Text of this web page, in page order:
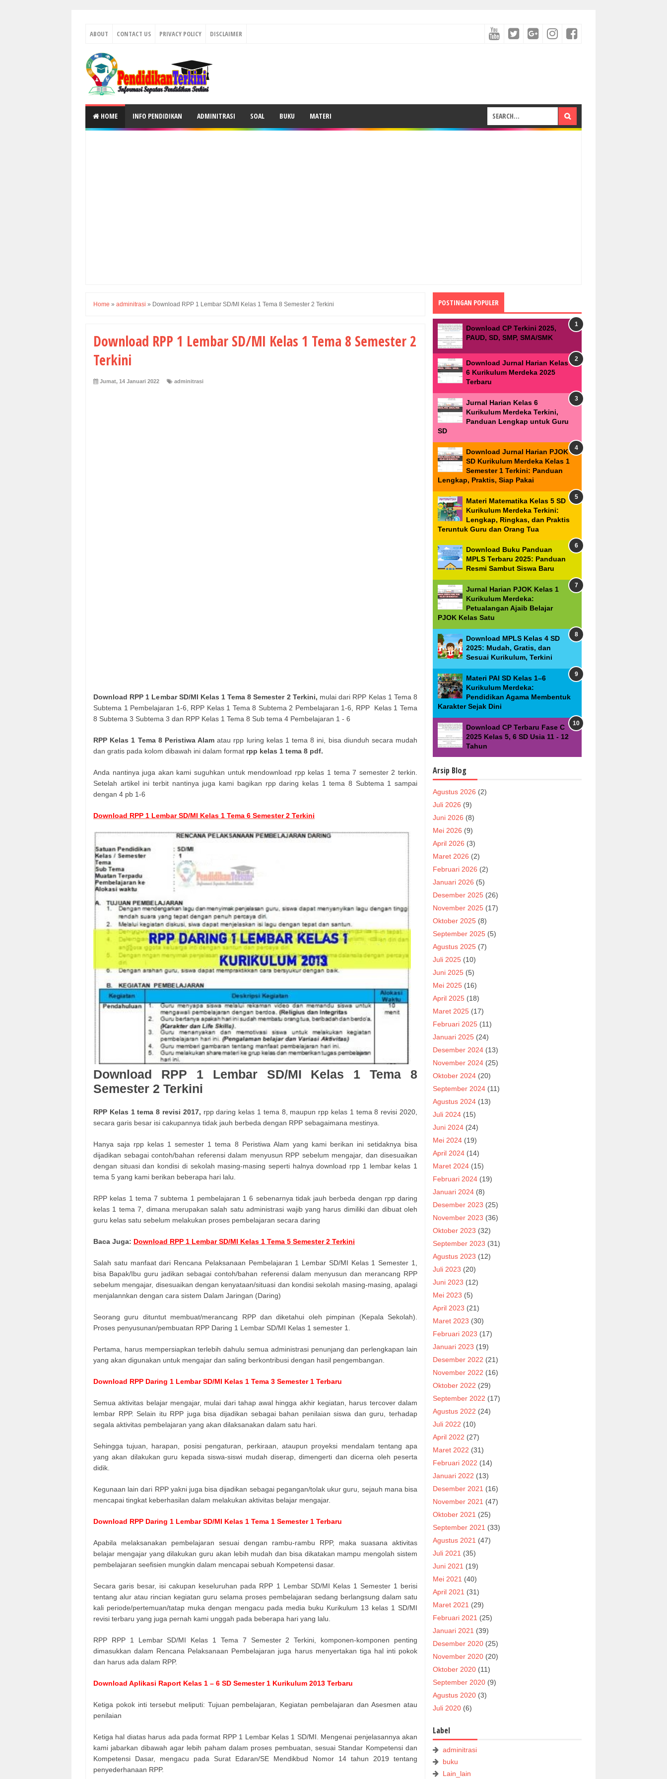
ABOUT CONTACT US PRIVACY POLICY DISCLAIMER
HOME INFO PENDIDIKAN ADMINITRASI SOAL BUKU MATERI
Home » adminitrasi » Download RPP 1 Lembar SD/MI Kelas 1 Tema 8 Semester 2 Terkini
Download RPP 1 Lembar SD/MI Kelas 1 Tema 8 Semester 2
Terkini
Jumat, 14 Januari 2022 adminitrasi
Download RPP 1 Lembar SD/MI Kelas 1 Tema 8 Semester 2 Terkini, mulai dari RPP Kelas 1 Tema 8
Subtema 1 Pembelajaran 1-6, RPP Kelas 1 Tema 8 Subtema 2 Pembelajaran 1-6, RPP Kelas 1 Tema
8 Subtema 3 Subtema 3 dan RPP Kelas 1 Tema 8 Sub tema 4 Pembelajaran 1 - 6
RPP Kelas 1 Tema 8 Peristiwa Alam atau rpp luring kelas 1 tema 8 ini, bisa diunduh secara mudah
dan gratis pada kolom dibawah ini dalam format rpp kelas 1 tema 8 pdf.
Anda nantinya juga akan kami suguhkan untuk mendownload rpp kelas 1 tema 7 semester 2 terkin.
Setelah artikel ini terbit nantinya juga kami bagikan rpp daring kelas 1 tema 8 Subtema 1 sampai
dengan 4 pb 1-6
Download RPP 1 Lembar SD/MI Kelas 1 Tema 6 Semester 2 Terkini
Download RPP 1 Lembar SD/MI Kelas 1 Tema 8
Semester 2 Terkini
RPP Kelas 1 tema 8 revisi 2017, rpp daring kelas 1 tema 8, maupun rpp kelas 1 tema 8 revisi 2020,
secara garis besar isi cakupannya tidak jauh berbeda dengan RPP sebagaimana mestinya.
Hanya saja rpp kelas 1 semester 1 tema 8 Peristiwa Alam yang kami berikan ini setidaknya bisa
dijadikan sebagai contoh/bahan referensi dalam menyusun RPP sebelum mengajar, dan disesuaikan
dengan situasi dan kondisi di sekolah masing-masing seperti halnya download rpp 1 lembar kelas 1
tema 5 yang kami berikan beberapa hari lalu.
RPP kelas 1 tema 7 subtema 1 pembelajaran 1 6 sebenarnya tidak jauh berbeda dengan rpp daring
kelas 1 tema 7, dimana merupakan salah satu administrasi wajib yang harus dimiliki dan dibuat oleh
guru kelas satu sebelum melakukan proses pembelajaran secara daring
Baca Juga: Download RPP 1 Lembar SD/MI Kelas 1 Tema 5 Semester 2 Terkini
Salah satu manfaat dari Rencana Pelaksanaan Pembelajaran 1 Lembar SD/MI Kelas 1 Semester 1,
bisa Bapak/Ibu guru jadikan sebagai contoh/bahan referensi dalam menyusun dan merancang RPP
sebelum mengajar, disesuaikan dengan kenyataan/situasi dan kondisi sekolah masing-masing, apalagi
menjalannkan dengan cara sistem Dalam Jaringan (Daring)
Seorang guru dituntut membuat/merancang RPP dan diketahui oleh pimpinan (Kepala Sekolah).
Proses penyusunan/pembuatan RPP Daring 1 Lembar SD/MI Kelas 1 semester 1.
Pertama, harus mempersiapkan terlebih dahulu semua administrasi penunjang dan perlengkapan lain
yang akan digunakan untuk mengajar dan saling berkontribusi dengan hasil pengembangan.
Download RPP Daring 1 Lembar SD/MI Kelas 1 Tema 3 Semester 1 Terbaru
Semua aktivitas belajar mengajar, mulai dari tahap awal hingga akhir kegiatan, harus tercover dalam
lembar RPP. Selain itu RPP juga bisa dijadikan sebagai bahan penilaian siswa dan guru, terhadap
segala aktivitas pembelajaran yang akan dilaksanakan dalam satu hari.
Sehingga tujuan, harapan, posisi pengaturan, perkiraan, ataupun proyeksi mendalam tentang apa
yang akan dilakukan guru kepada siswa-siswi mudah diserap, dimengerti dan dicerna oleh peserta
didik.
Kegunaan lain dari RPP yakni juga bisa dijadikan sebagai pegangan/tolak ukur guru, sejauh mana bisa
mencapai tingkat keberhasilan dalam melakukan aktivitas belajar mengajar.
Download RPP Daring 1 Lembar SD/MI Kelas 1 Tema 1 Semester 1 Terbaru
Apabila melaksanakan pembelajaran sesuai dengan rambu-rambu RPP, maka suasana aktivitas
belajar mengajar yang dilakukan guru akan lebih mudah dan bisa dikatakan mampu mengolah sistem
pembelajaran seefisien mungkin dalam mencapai sebuah Kompetensi dasar.
Secara garis besar, isi cakupan keseluruhan pada RPP 1 Lembar SD/MI Kelas 1 Semester 1 berisi
tentang alur atau rincian kegiatan guru selama proses pembelajaran sedang berlangsung dalam satu
kali periode/pertemuan/tatap muka dengan mengacu pada media buku Kurikulum 13 kelas 1 SD/MI
revisi terbaru yang juga pernah kami unggah pada beberapa hari yang lalu.
RPP RPP 1 Lembar SD/MI Kelas 1 Tema 7 Semester 2 Terkini, komponen-komponen penting
dimasukkan dalam Rencana Pelaksanaan Pembelajaran juga harus menyertakan tiga hal inti pokok
dan harus ada dalam RPP.
Download Aplikasi Raport Kelas 1 – 6 SD Semester 1 Kurikulum 2013 Terbaru
Ketiga pokok inti tersebut meliputi: Tujuan pembelajaran, Kegiatan pembelajaran dan Asesmen atau
penilaian
Ketiga hal diatas harus ada pada format RPP 1 Lembar Kelas 1 SD/MI. Mengenai penjelasannya akan
kami jabarkan dibawah agar lebih paham dalam proses pembuatan, sesuai Standar Kompetensi dan
Kompetensi Dasar, mengacu pada Surat Edaran/SE Mendikbud Nomor 14 tahun 2019 tentang
penyederhanaan RPP.
POSTINGAN POPULER
Download CP Terkini 2025,
PAUD, SD, SMP, SMA/SMK
Download Jurnal Harian Kelas
6 Kurikulum Merdeka 2025
Terbaru
Jurnal Harian Kelas 6
Kurikulum Merdeka Terkini,
Panduan Lengkap untuk Guru
SD
Download Jurnal Harian PJOK
SD Kurikulum Merdeka Kelas 1
Semester 1 Terkini: Panduan
Lengkap, Praktis, Siap Pakai
Materi Matematika Kelas 5 SD
Kurikulum Merdeka Terkini:
Lengkap, Ringkas, dan Praktis
Teruntuk Guru dan Orang Tua
Download Buku Panduan
MPLS Terbaru 2025: Panduan
Resmi Sambut Siswa Baru
Jurnal Harian PJOK Kelas 1
Kurikulum Merdeka:
Petualangan Ajaib Belajar
PJOK Kelas Satu
Download MPLS Kelas 4 SD
2025: Mudah, Gratis, dan
Sesuai Kurikulum, Terkini
Materi PAI SD Kelas 1–6
Kurikulum Merdeka:
Pendidikan Agama Membentuk
Karakter Sejak Dini
Download CP Terbaru Fase C
2025 Kelas 5, 6 SD Usia 11 - 12
Tahun
Arsip Blog
Agustus 2026 (2)
Juli 2026 (9)
Juni 2026 (8)
Mei 2026 (9)
April 2026 (3)
Maret 2026 (2)
Februari 2026 (2)
Januari 2026 (5)
Desember 2025 (26)
November 2025 (17)
Oktober 2025 (8)
September 2025 (5)
Agustus 2025 (7)
Juli 2025 (10)
Juni 2025 (5)
Mei 2025 (16)
April 2025 (18)
Maret 2025 (17)
Februari 2025 (11)
Januari 2025 (24)
Desember 2024 (13)
November 2024 (25)
Oktober 2024 (20)
September 2024 (11)
Agustus 2024 (13)
Juli 2024 (15)
Juni 2024 (24)
Mei 2024 (19)
April 2024 (14)
Maret 2024 (15)
Februari 2024 (19)
Januari 2024 (8)
Desember 2023 (25)
November 2023 (36)
Oktober 2023 (32)
September 2023 (31)
Agustus 2023 (12)
Juli 2023 (20)
Juni 2023 (12)
Mei 2023 (5)
April 2023 (21)
Maret 2023 (30)
Februari 2023 (17)
Januari 2023 (19)
Desember 2022 (21)
November 2022 (16)
Oktober 2022 (29)
September 2022 (17)
Agustus 2022 (24)
Juli 2022 (10)
April 2022 (27)
Maret 2022 (31)
Februari 2022 (14)
Januari 2022 (13)
Desember 2021 (16)
November 2021 (47)
Oktober 2021 (25)
September 2021 (33)
Agustus 2021 (47)
Juli 2021 (35)
Juni 2021 (19)
Mei 2021 (40)
April 2021 (31)
Maret 2021 (29)
Februari 2021 (25)
Januari 2021 (39)
Desember 2020 (25)
November 2020 (20)
Oktober 2020 (11)
September 2020 (9)
Agustus 2020 (3)
Juli 2020 (6)
Label
adminitrasi
buku
Lain_lain